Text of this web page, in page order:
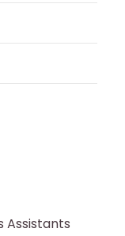
Assistants